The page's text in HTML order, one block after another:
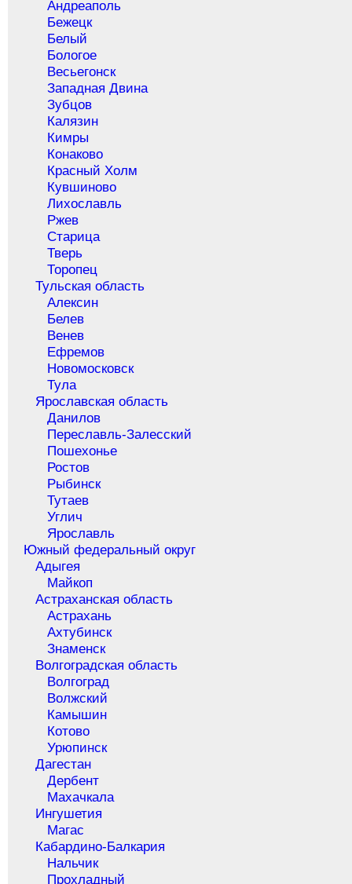
Андреаполь
Бежецк
Белый
Бологое
Весьегонск
Западная Двина
Зубцов
Калязин
Кимры
Конаково
Красный Холм
Кувшиново
Лихославль
Ржев
Старица
Тверь
Торопец
Тульская область
Алексин
Белев
Венев
Ефремов
Новомосковск
Тула
Ярославская область
Данилов
Переславль-Залесский
Пошехонье
Ростов
Рыбинск
Тутаев
Углич
Ярославль
Южный федеральный округ
Адыгея
Майкоп
Астраханская область
Астрахань
Ахтубинск
Знаменск
Волгоградская область
Волгоград
Волжский
Камышин
Котово
Урюпинск
Дагестан
Дербент
Махачкала
Ингушетия
Магас
Кабардино-Балкария
Нальчик
Прохладный